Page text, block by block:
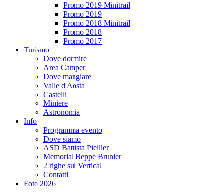
Promo 2019 Minitrail
Promo 2019
Promo 2018 Minitrail
Promo 2018
Promo 2017
Turismo
Dove dormire
Area Camper
Dove mangiare
Valle d'Aosta
Castelli
Miniere
Astronomia
Info
Programma evento
Dove siamo
ASD Battista Pieiller
Memorial Beppe Brunier
2 righe sul Vertical
Contatti
Foto 2026